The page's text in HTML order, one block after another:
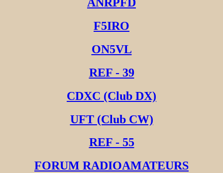
F5IRO
ON5VL
REF - 39
CDXC (Club DX)
UFT (Club CW)
REF - 55
FORUM RADIOAMATEURS